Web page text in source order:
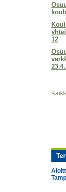
12